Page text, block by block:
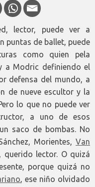
lector, puede ver a
puntas de ballet, puede
como quien pela
a Modric definiendo el
defensa del mundo, a
de nueve escultor y la
lo que no puede ver
a uno de esos
saco de bombas. No
Morientes, Van
querido lector. O quizá
porque quizá no
, ese niño olvidado